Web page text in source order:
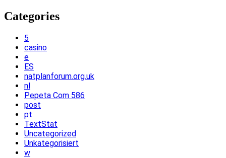
Categories
5
casino
e
ES
natplanforum.org.uk
nl
Pepeta Com 586
post
pt
TextStat
Uncategorized
Unkategorisiert
w